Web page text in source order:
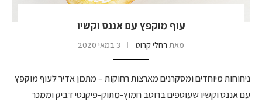
עוף מוקפץ עם אננס וקשיו
מאת רחלי קרוט 3 במאי 2020
ניחוחות מיוחדים ומסקרנים מארצות רחוקות – מתכון אדיר לעוף מוקפץ
עם אננס וקשיו שעוטפים ברוטב חמוץ-מתוק-פיקנטי דביק וממכר